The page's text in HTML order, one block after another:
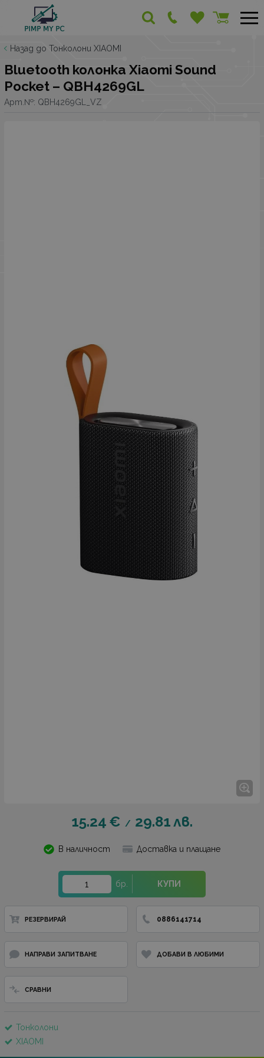
Назад до Тонколони XIAOMI
Bluetooth колонка Xiaomi Sound
Pocket – QBH4269GL
Арт.№: QBH4269GL_VZ
15.24 € / 29.81лв.
В наличност Доставка и плащане
бр. КУПИ
РЕЗЕРВИРАЙ 0886141714
НАПРАВИ ЗАПИТВАНЕ ДОБАВИ В ЛЮБИМИ
СРАВНИ
Тонколони
XIAOMI